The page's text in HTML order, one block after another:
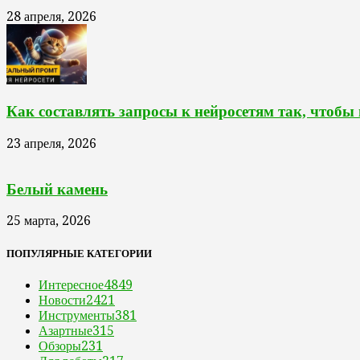
28 апреля, 2026
Как составлять запросы к нейросетям так,
23 апреля, 2026
Белый камень
25 марта, 2026
ПОПУЛЯРНЫЕ КАТЕГОРИИ
Интересное4849
Новости2421
Инструменты381
Азартные315
Обзоры231